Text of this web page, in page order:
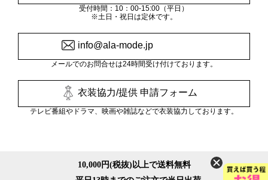
受付時間：10：00-15:00（平日）
※土日・祝日は定休です。
info@ala-mode.jp
メールでのお問合せは24時間受け付けております。
衣装協力/提供 申請フォーム
テレビ番組やドラマ、映画や雑誌などで衣装協力しております。
10,000円(税抜)以上で送料無料